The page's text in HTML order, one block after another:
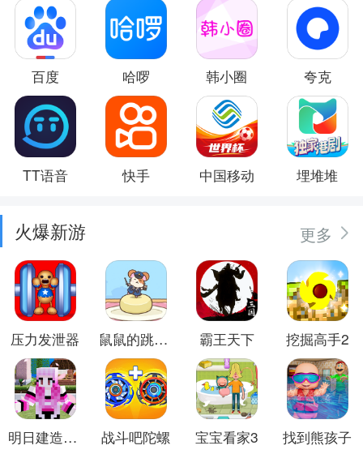
百度 哈啰 韩小圈 夸克
TT语音 快手 中国移动 埋堆堆
火爆新游 更多
压力发泄器 鼠鼠的跳跃冒险 霸王天下 挖掘高手2
明日建造大师 战斗吧陀螺 宝宝看家3 找到熊孩子